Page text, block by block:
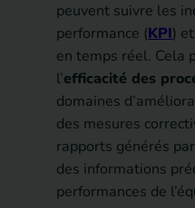
peuvent suivre les
performance (KPI)
en temps réel. Cela
l’efficacité des
domaines
des mesures
rapports générés
des informations
performances de